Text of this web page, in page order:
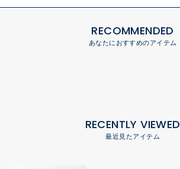
RECOMMENDED
あなたにおすすめのアイテム
RECENTLY VIEWED
最近見たアイテム